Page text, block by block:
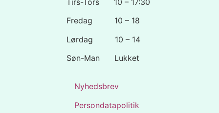
Fredag 10 – 18
Lørdag 10 – 14
Søn-Man Lukket
Nyhedsbrev
Persondatapolitik